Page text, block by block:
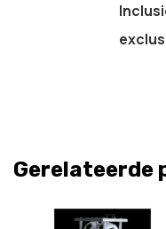
Gerelateerde